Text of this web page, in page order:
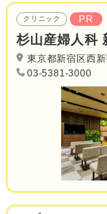
クリニック PR
杉山産婦人科
東京都新宿区西
03-5381-3000